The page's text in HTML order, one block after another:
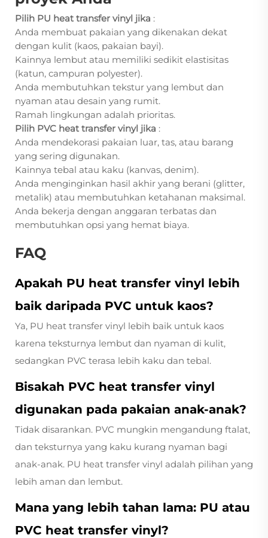
Pilih PU heat transfer vinyl jika :
Anda membuat pakaian yang dikenakan dekat
dengan kulit (kaos, pakaian bayi).
Kainnya lembut atau memiliki sedikit elastisitas
(katun, campuran polyester).
Anda membutuhkan tekstur yang lembut dan
nyaman atau desain yang rumit.
Ramah lingkungan adalah prioritas.
Pilih PVC heat transfer vinyl jika :
Anda mendekorasi pakaian luar, tas, atau barang
yang sering digunakan.
Kainnya tebal atau kaku (kanvas, denim).
Anda menginginkan hasil akhir yang berani (glitter,
metalik) atau membutuhkan ketahanan maksimal.
Anda bekerja dengan anggaran terbatas dan
membutuhkan opsi yang hemat biaya.
FAQ
Apakah PU heat transfer vinyl lebih
baik daripada PVC untuk kaos?
Ya, PU heat transfer vinyl lebih baik untuk kaos
karena teksturnya lembut dan nyaman di kulit,
sedangkan PVC terasa lebih kaku dan tebal.
Bisakah PVC heat transfer vinyl
digunakan pada pakaian anak-anak?
Tidak disarankan. PVC mungkin mengandung ftalat,
dan teksturnya yang kaku kurang nyaman bagi
anak-anak. PU heat transfer vinyl adalah pilihan yang
lebih aman dan lembut.
Mana yang lebih tahan lama: PU atau
PVC heat transfer vinyl?